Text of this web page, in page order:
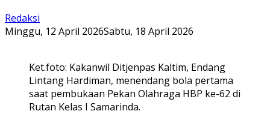
Redaksi
Minggu, 12 April 2026Sabtu, 18 April 2026
Ket.foto: Kakanwil Ditjenpas Kaltim, Endang
Lintang Hardiman, menendang bola pertama
saat pembukaan Pekan Olahraga HBP ke-62 di
Rutan Kelas I Samarinda.